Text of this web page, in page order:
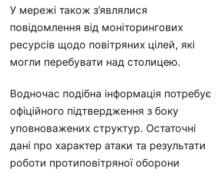
У мережі також з’являлися
повідомлення від моніторингових
ресурсів щодо повітряних цілей, які
могли перебувати над столицею.
Водночас подібна інформація потребує
офіційного підтвердження з боку
уповноважених структур. Остаточні
дані про характер атаки та результати
роботи протиповітряної оборони